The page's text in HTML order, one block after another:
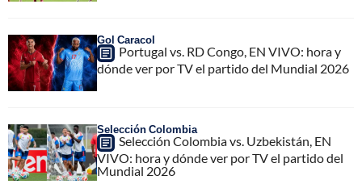
Gol Caracol
Portugal vs. RD Congo, EN VIVO: hora y
dónde ver por TV el partido del Mundial 2026
Selección Colombia
Selección Colombia vs. Uzbekistán, EN
VIVO: hora y dónde ver por TV el partido del
Mundial 2026